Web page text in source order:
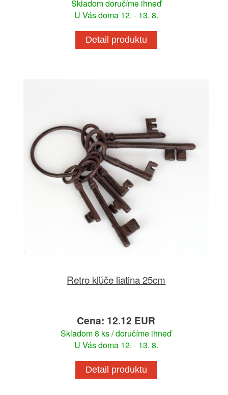
Skladom doručíme ihneď
U Vás doma 12. - 13. 8.
Detail produktu
Retro kľúče liatina 25cm
Cena: 12.12 EUR
Skladom 8 ks / doručíme ihneď
U Vás doma 12. - 13. 8.
Detail produktu